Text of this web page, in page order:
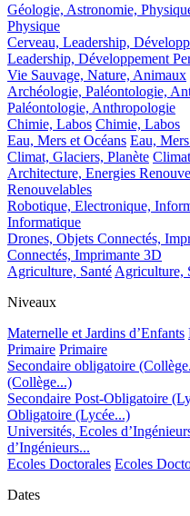
Géologie, Astronomie,
Physique
Cerveau, Leadership,
Leadership, Développement
Vie Sauvage, Nature, Animaux
Archéologie, Paléontologie,
Paléontologie, Anthropologie
Chimie, Labos Chimie, Labos
Eau, Mers et Océans Eau,
Climat, Glaciers, Planète
Architecture, Energies
Renouvelables
Robotique, Electronique,
Informatique
Drones, Objets Connectés,
Connectés, Imprimante 3D
Agriculture, Santé Agriculture,
Niveaux
Maternelle et Jardins d’Enfants
Primaire Primaire
Secondaire obligatoire
(Collège...)
Secondaire Post-Obligatoire
Obligatoire (Lycée...)
Universités, Ecoles
d’Ingénieurs...
Ecoles Doctorales Ecoles
Dates